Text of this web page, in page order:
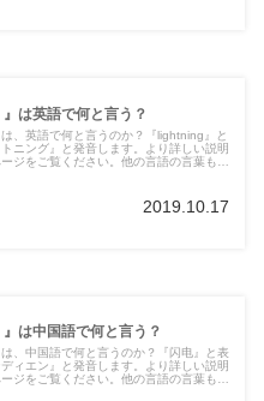
』は英語で何と言う？
は、英語で何と言うのか？『lightning』と
ニング』と発音します。より詳しい説明
ジをご覧ください。他の言語の言葉も紹
2019.10.17
』は中国語で何と言う？
は、中国語で何と言うのか？『闪电』と表
ィエン』と発音します。より詳しい説明
ジをご覧ください。他の言語の言葉も紹